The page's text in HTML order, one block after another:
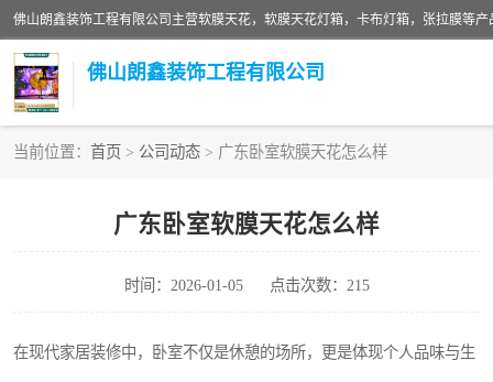
佛山朗鑫装饰工程有限公司
当前位置： 首页 > 公司动态 > 广东卧室软膜天花怎么样
广东卧室软膜天花怎么样
时间：2026-01-05 点击次数：215
在现代家居装修中，卧室不仅是休憩的场所，更是体现个人品味与生